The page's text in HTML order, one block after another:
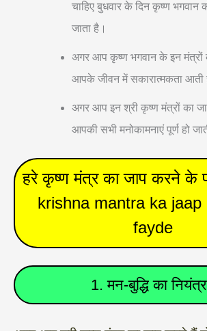
चाहिए बुधवार के दिन कृष्ण भगवान
जाता है।
अगर आप कृष्ण भगवान के इन मंत्रों
आपके जीवन में सकारात्मकता आती
अगर आप इन श्री कृष्ण मंत्रों का
आपकी सभी मनोकामनाएं पूर्ण हो
हरे कृष्ण मंत्र का जाप करने के
krishna mantra ka jaap
fayde
1. मन-बुद्धि का